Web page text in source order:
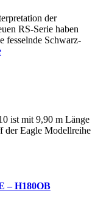
der
RS-Serie haben
fesselnde Schwarz-
ist mit 9,90 m Länge
der Eagle Modellreihe
– H180OB